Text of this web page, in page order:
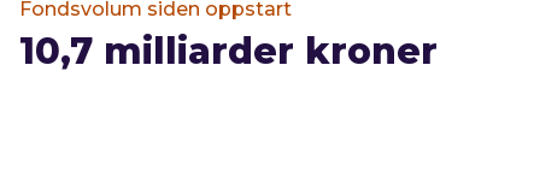
Fondsvolum siden oppstart
10,7 milliarder kroner